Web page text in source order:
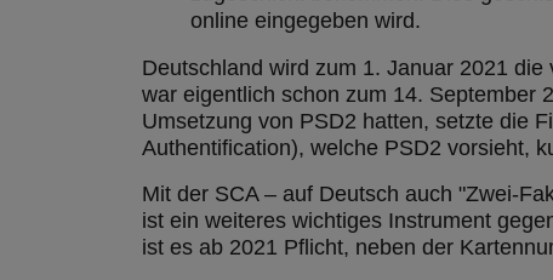
online eingegeben wird.
Deutschland wird zum 1. Januar 2021
war eigentlich schon zum 14. September
Umsetzung von PSD2 hatten, setzte die
Authentification), welche PSD2 vorsieht,
Mit der SCA – auf Deutsch auch "Zwei-
ist ein weiteres wichtiges Instrument
ist es ab 2021 Pflicht, neben der